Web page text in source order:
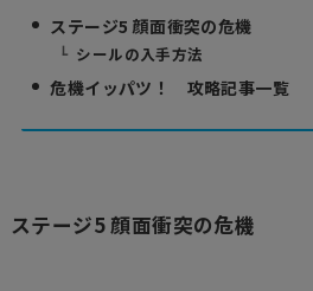
ステージ5 顔面衝突の危機
シールの入手方法
危機イッパツ！ 攻略記事一覧
ステージ5 顔面衝突の危機